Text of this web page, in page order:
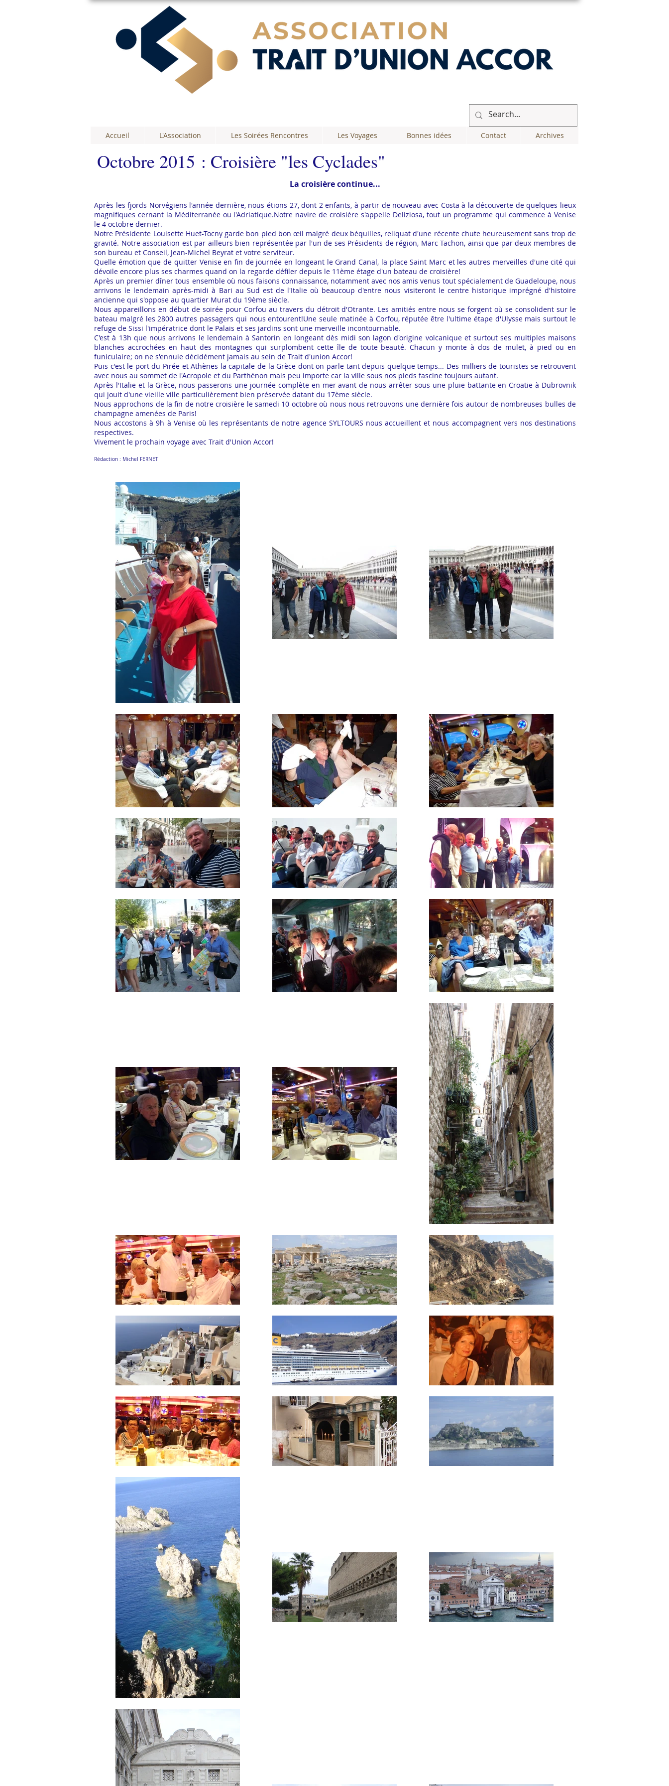
Accueil L'Association Les Soirées Rencontres Les Voyages Bonnes idées Contact Archives
Octobre 2015 : Croisière "les Cyclades"
La croisière continue...
Après les fjords Norvégiens l'année dernière, nous étions 27, dont 2 enfants, à partir de nouveau avec Costa à la découverte de quelques lieux
magnifiques cernant la Méditerranée ou l'Adriatique.Notre navire de croisière s'appelle Deliziosa, tout un programme qui commence à Venise
le 4 octobre dernier.
Notre Présidente Louisette Huet-Tocny garde bon pied bon œil malgré deux béquilles, reliquat d'une récente chute heureusement sans trop de
gravité. Notre association est par ailleurs bien représentée par l'un de ses Présidents de région, Marc Tachon, ainsi que par deux membres de
son bureau et Conseil, Jean-Michel Beyrat et votre serviteur.
Quelle émotion que de quitter Venise en fin de journée en longeant le Grand Canal, la place Saint Marc et les autres merveilles d'une cité qui
dévoile encore plus ses charmes quand on la regarde défiler depuis le 11ème étage d'un bateau de croisière!
Après un premier dîner tous ensemble où nous faisons connaissance, notamment avec nos amis venus tout spécialement de Guadeloupe, nous
arrivons le lendemain après-midi à Bari au Sud est de l'Italie où beaucoup d'entre nous visiteront le centre historique imprégné d'histoire
ancienne qui s'oppose au quartier Murat du 19ème siècle.
Nous appareillons en début de soirée pour Corfou au travers du détroit d'Otrante. Les amitiés entre nous se forgent où se consolident sur le
bateau malgré les 2800 autres passagers qui nous entourent!Une seule matinée à Corfou, réputée être l'ultime étape d'Ulysse mais surtout le
refuge de Sissi l'impératrice dont le Palais et ses jardins sont une merveille incontournable.
C'est à 13h que nous arrivons le lendemain à Santorin en longeant dès midi son lagon d'origine volcanique et surtout ses multiples maisons
blanches accrochées en haut des montagnes qui surplombent cette île de toute beauté. Chacun y monte à dos de mulet, à pied ou en
funiculaire; on ne s'ennuie décidément jamais au sein de Trait d'union Accor!
Puis c'est le port du Pirée et Athènes la capitale de la Grèce dont on parle tant depuis quelque temps... Des milliers de touristes se retrouvent
avec nous au sommet de l'Acropole et du Parthénon mais peu importe car la ville sous nos pieds fascine toujours autant.
Après l'Italie et la Grèce, nous passerons une journée complète en mer avant de nous arrêter sous une pluie battante en Croatie à Dubrovnik
qui jouit d'une vieille ville particulièrement bien préservée datant du 17ème siècle.
Nous approchons de la fin de notre croisière le samedi 10 octobre où nous nous retrouvons une dernière fois autour de nombreuses bulles de
champagne amenées de Paris!
Nous accostons à 9h à Venise où les représentants de notre agence SYLTOURS nous accueillent et nous accompagnent vers nos destinations
respectives.
Vivement le prochain voyage avec Trait d'Union Accor!
Rédaction : Michel FERNET